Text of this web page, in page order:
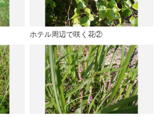
ホテル周辺で咲く花②